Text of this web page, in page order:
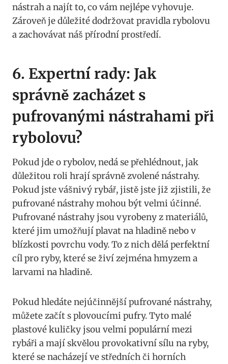
nástrah⁤ a najít to, co vám nejlépe vyhovuje.
Zároveň je důležité‍ dodržovat pravidla rybolovu
a zachovávat náš přírodní prostředí.
6. Expertní rady: Jak
správně zacházet⁢ s
pufrovanými nástrahami při
rybolovu?
Pokud jde o rybolov, nedá se přehlédnout, jak⁢
důležitou roli hrají správně zvolené nástrahy.
Pokud jste vášnivý rybář,‌ jistě ⁤jste již zjistili, ⁤že‍
pufrované nástrahy mohou⁤ být velmi ‌účinné.
Pufrované nástrahy jsou vyrobeny z materiálů,
které jim umožňují​ plavat⁣ na hladině nebo v
blízkosti povrchu vody. To z nich dělá perfektní
cíl pro ryby, které se živí zejména hmyzem a
larvami na hladině.
Pokud hledáte nejúčinnější pufrované nástrahy,
můžete začít ⁢s plovoucími pufry.‌ Tyto malé
plastové kuličky jsou velmi populární mezi⁣
rybáři a mají skvělou provokativní sílu ‌na ryby,
které se nacházejí ve středních či horních